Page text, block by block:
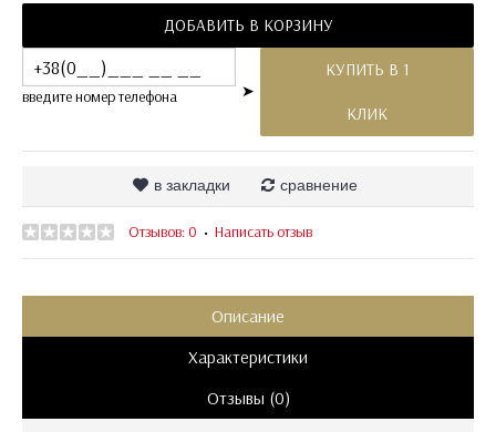
ДОБАВИТЬ В КОРЗИНУ
введите номер телефона ➤
КУПИТЬ В 1
КЛИК
в закладки сравнение
Отзывов: 0 • Написать отзыв
Описание
Характеристики
Отзывы (0)